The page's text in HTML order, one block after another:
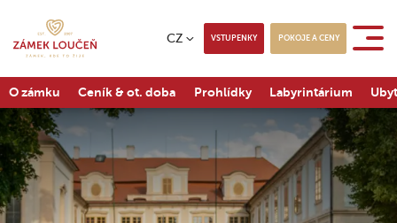
CZ VSTUPENKY POKOJE A CENY
O zámku Ceník & ot. doba Prohlídky Labyrintárium